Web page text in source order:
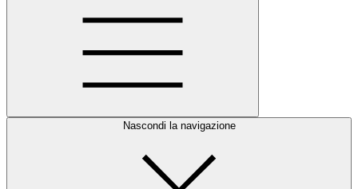
Nascondi la navigazione